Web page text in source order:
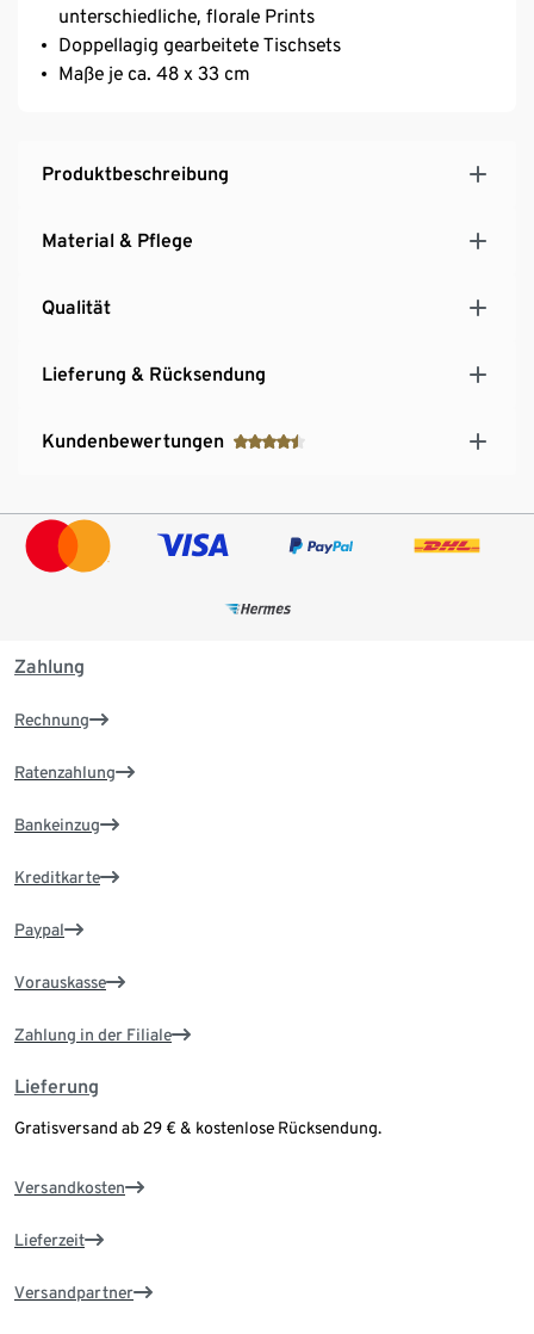
unterschiedliche, florale Prints
Doppellagig gearbeitete Tischsets
Maße je ca. 48 x 33 cm
Produktbeschreibung
Material & Pflege
Qualität
Lieferung & Rücksendung
Kundenbewertungen
Zahlung
Rechnung
Ratenzahlung
Bankeinzug
Kreditkarte
Paypal
Vorauskasse
Zahlung in der Filiale
Lieferung
Gratisversand ab 29 € & kostenlose Rücksendung.
Versandkosten
Lieferzeit
Versandpartner